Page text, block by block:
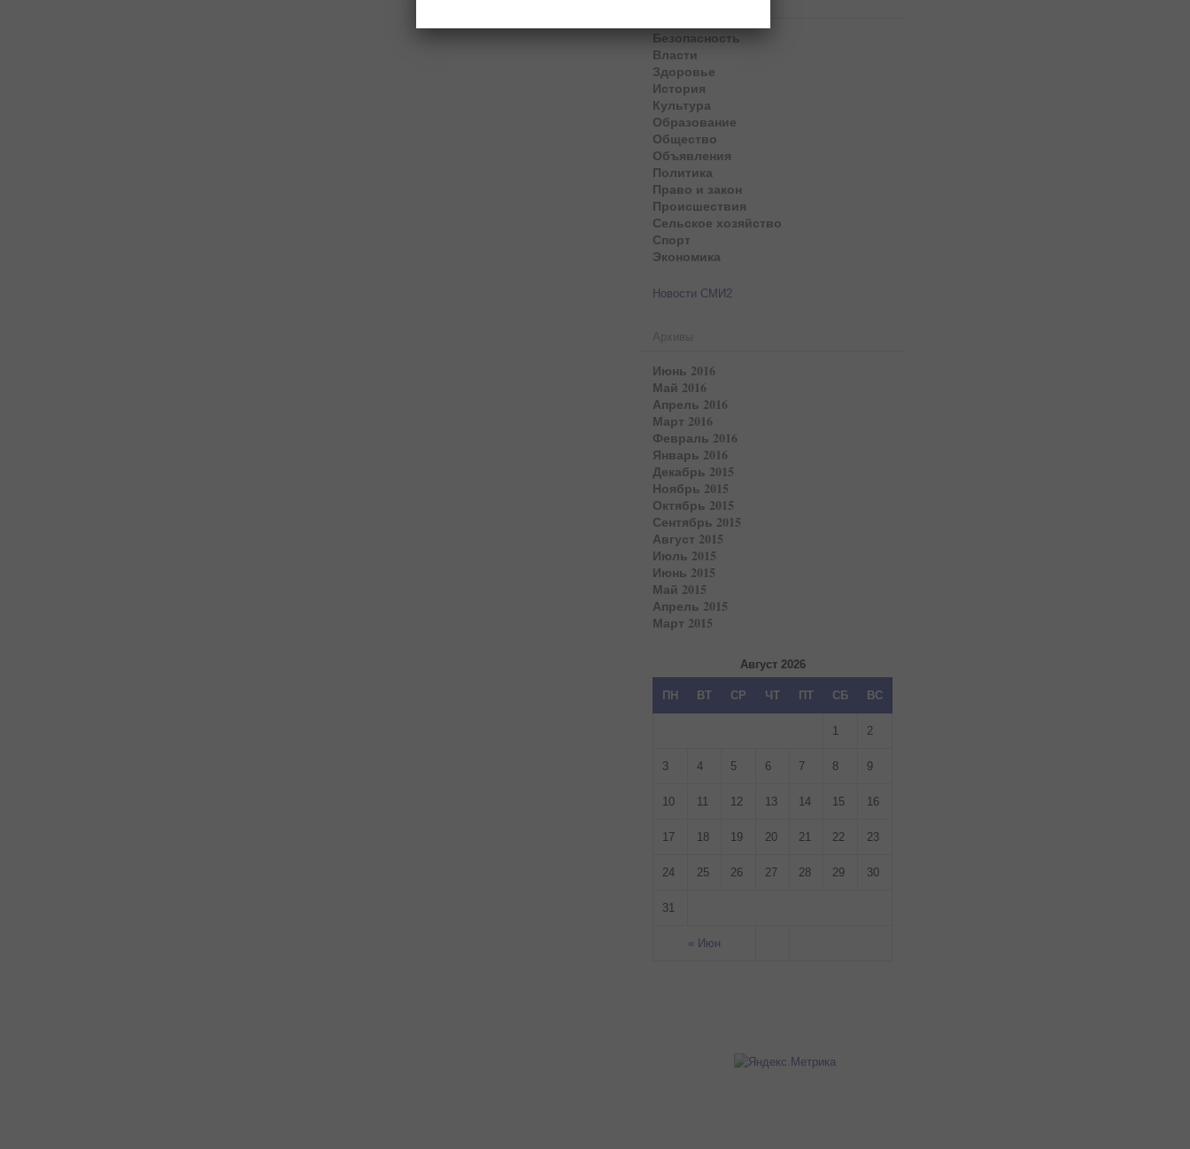
Безопасность
Власти
Здоровье
История
Культура
Образование
Общество
Объявления
Политика
Право и закон
Происшествия
Сельское хозяйство
Спорт
Экономика
Новости СМИ2
Архивы
Июнь 2016
Май 2016
Апрель 2016
Март 2016
Февраль 2016
Январь 2016
Декабрь 2015
Ноябрь 2015
Октябрь 2015
Сентябрь 2015
Август 2015
Июль 2015
Июнь 2015
Май 2015
Апрель 2015
Март 2015
Август 2026
ПН ВТ СР ЧТ ПТ СБ ВС
« Июн
1 2
3 4 5 6 7 8 9
10 11 12 13 14 15 16
17 18 19 20 21 22 23
24 25 26 27 28 29 30
31